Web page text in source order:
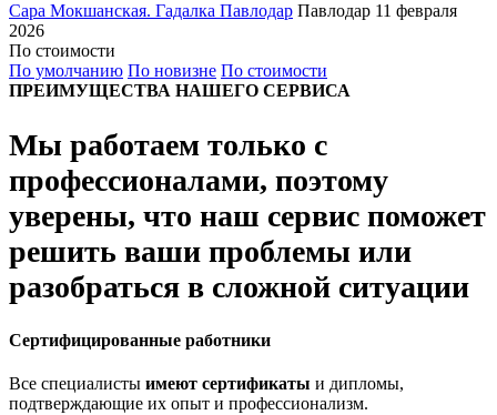
Сара Мокшанская. Гадалка Павлодар Павлодар 11 февраля
2026
По стоимости
По умолчанию По новизне По стоимости
ПРЕИМУЩЕСТВА НАШЕГО СЕРВИСА
Мы работаем только с
профессионалами, поэтому
уверены, что наш сервис поможет
решить ваши проблемы или
разобраться в сложной ситуации
Сертифицированные работники
Все специалисты имеют сертификаты и дипломы,
подтверждающие их опыт и профессионализм.